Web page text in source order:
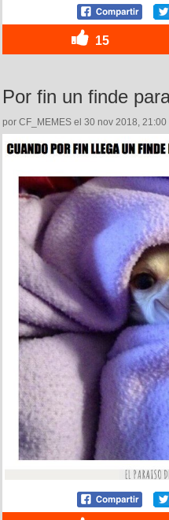
15
Por fin un finde
por CF_MEMES el 30 nov 2018, 21:00